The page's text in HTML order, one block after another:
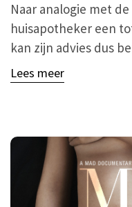
Naar analogie met
huisapotheker een
kan zijn advies dus
Lees meer